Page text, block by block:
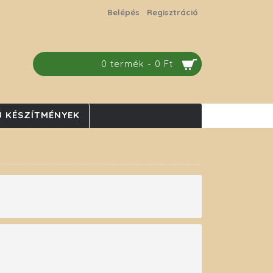
Belépés Regisztráció
0 termék - 0 Ft
KÉSZÍTMÉNYEK